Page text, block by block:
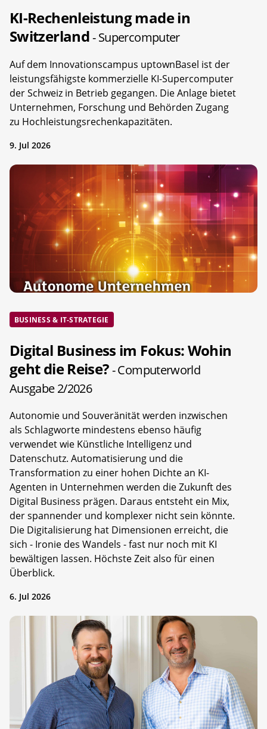
KI-Rechenleistung made in
Switzerland- Supercomputer
Auf dem Innovationscampus uptownBasel ist der
leistungsfähigste kommerzielle KI-Supercomputer
der Schweiz in Betrieb gegangen. Die Anlage bietet
Unternehmen, Forschung und Behörden Zugang
zu Hochleistungsrechenkapazitäten.
9. Jul 2026
BUSINESS & IT-STRATEGIE
Digital Business im Fokus: Wohin
geht die Reise?- Computerworld
Ausgabe 2/2026
Autonomie und Souveränität werden inzwischen
als Schlagworte mindestens ebenso häufig
verwendet wie Künstliche Intelligenz und
Datenschutz. Automatisierung und die
Transformation zu einer hohen Dichte an KI-
Agenten in Unternehmen werden die Zukunft des
Digital Business prägen. Daraus entsteht ein Mix,
der spannender und komplexer nicht sein könnte.
Die Digitalisierung hat Dimensionen erreicht, die
sich - Ironie des Wandels - fast nur noch mit KI
bewältigen lassen. Höchste Zeit also für einen
Überblick.
6. Jul 2026